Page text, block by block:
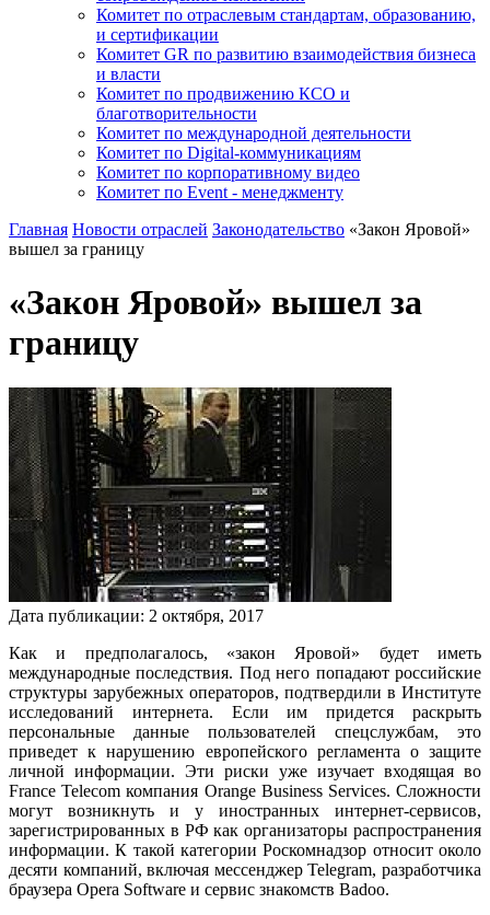
Комитет по отраслевым стандартам, образованию,
и сертификации
Комитет GR по развитию взаимодействия бизнеса
и власти
Комитет по продвижению КСО и
благотворительности
Комитет по международной деятельности
Комитет по Digital-коммуникациям
Комитет по корпоративному видео
Комитет по Event - менеджменту
Главная Новости отраслей Законодательство «Закон Яровой»
вышел за границу
«Закон Яровой» вышел за
границу
Дата публикации: 2 октября, 2017
Как и предполагалось, «закон Яровой» будет иметь
международные последствия. Под него попадают российские
структуры зарубежных операторов, подтвердили в Институте
исследований интернета. Если им придется раскрыть
персональные данные пользователей спецслужбам, это
приведет к нарушению европейского регламента о защите
личной информации. Эти риски уже изучает входящая во
France Telecom компания Orange Business Services. Сложности
могут возникнуть и у иностранных интернет-сервисов,
зарегистрированных в РФ как организаторы распространения
информации. К такой категории Роскомнадзор относит около
десяти компаний, включая мессенджер Telegram, разработчика
браузера Opera Software и сервис знакомств Badoo.